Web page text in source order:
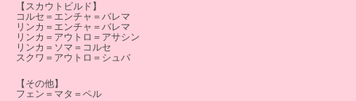
【スカウトビルド】
コルセ＝エンチャ＝バレマ
リンカ＝エンチャ＝バレマ
リンカ＝アウトロ＝アサシン
リンカ＝ソマ＝コルセ
スクワ＝アウトロ＝シュバ
【その他】
フェン＝マタ＝ペル